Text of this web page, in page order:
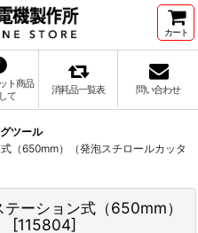
カート
ト商品
て
消耗品一覧表 問い合わせ
ツール
（650mm）（発泡スチロールカッタ
ーション式（650mm）
[115804]